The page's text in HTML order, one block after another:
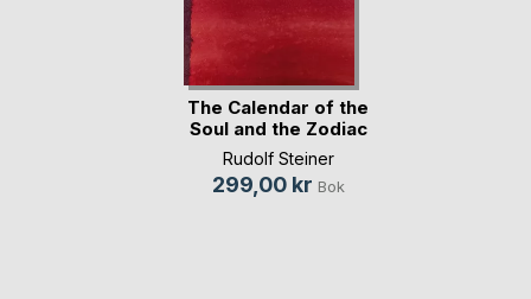
The Calendar of the
Soul and the Zodiac
Rudolf Steiner
299,00 kr Bok